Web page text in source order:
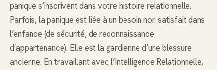
panique s’inscrivent dans votre histoire relationnelle.
Parfois, la panique est liée à un besoin non satisfait dans
l’enfance (de sécurité, de reconnaissance,
d’appartenance). Elle est la gardienne d’une blessure
ancienne. En travaillant avec l’Intelligence Relationnelle,